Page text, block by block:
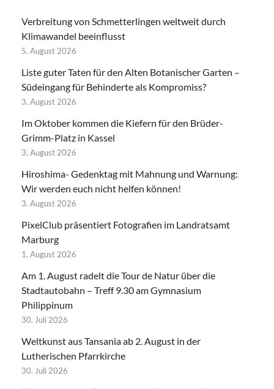
Verbreitung von Schmetterlingen weltweit durch
Klimawandel beeinflusst
5. August 2026
Liste guter Taten für den Alten Botanischer Garten –
Südeingang für Behinderte als Kompromiss?
3. August 2026
Im Oktober kommen die Kiefern für den Brüder-
Grimm-Platz in Kassel
3. August 2026
Hiroshima- Gedenktag mit Mahnung und Warnung:
Wir werden euch nicht helfen können!
3. August 2026
PixelClub präsentiert Fotografien im Landratsamt
Marburg
1. August 2026
Am 1. August radelt die Tour de Natur über die
Stadtautobahn – Treff 9.30 am Gymnasium
Philippinum
30. Juli 2026
Weltkunst aus Tansania ab 2. August in der
Lutherischen Pfarrkirche
30. Juli 2026